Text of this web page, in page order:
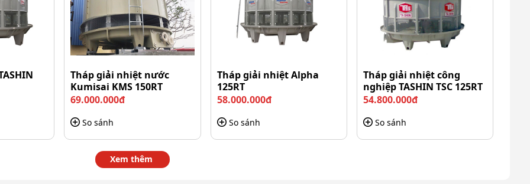
Tháp giải nhiệt nước
Kumisai KMS 150RT
69.000.000đ
So sánh
Tháp giải nhiệt Alpha
125RT
58.000.000đ
So sánh
Tháp giải nhiệt công
nghiệp TASHIN TSC 125RT
54.800.000đ
So sánh
Xem thêm